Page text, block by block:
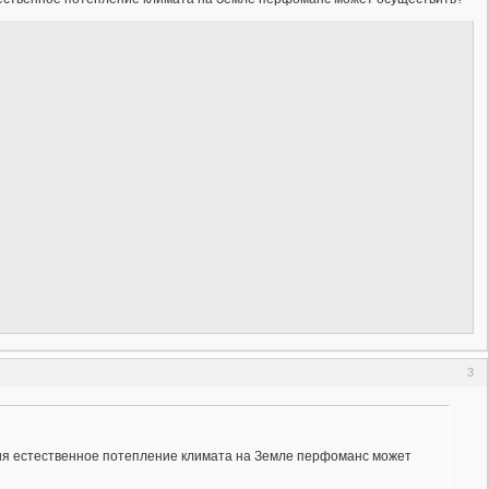
3
естественное потепление климата на Земле перфоманс может